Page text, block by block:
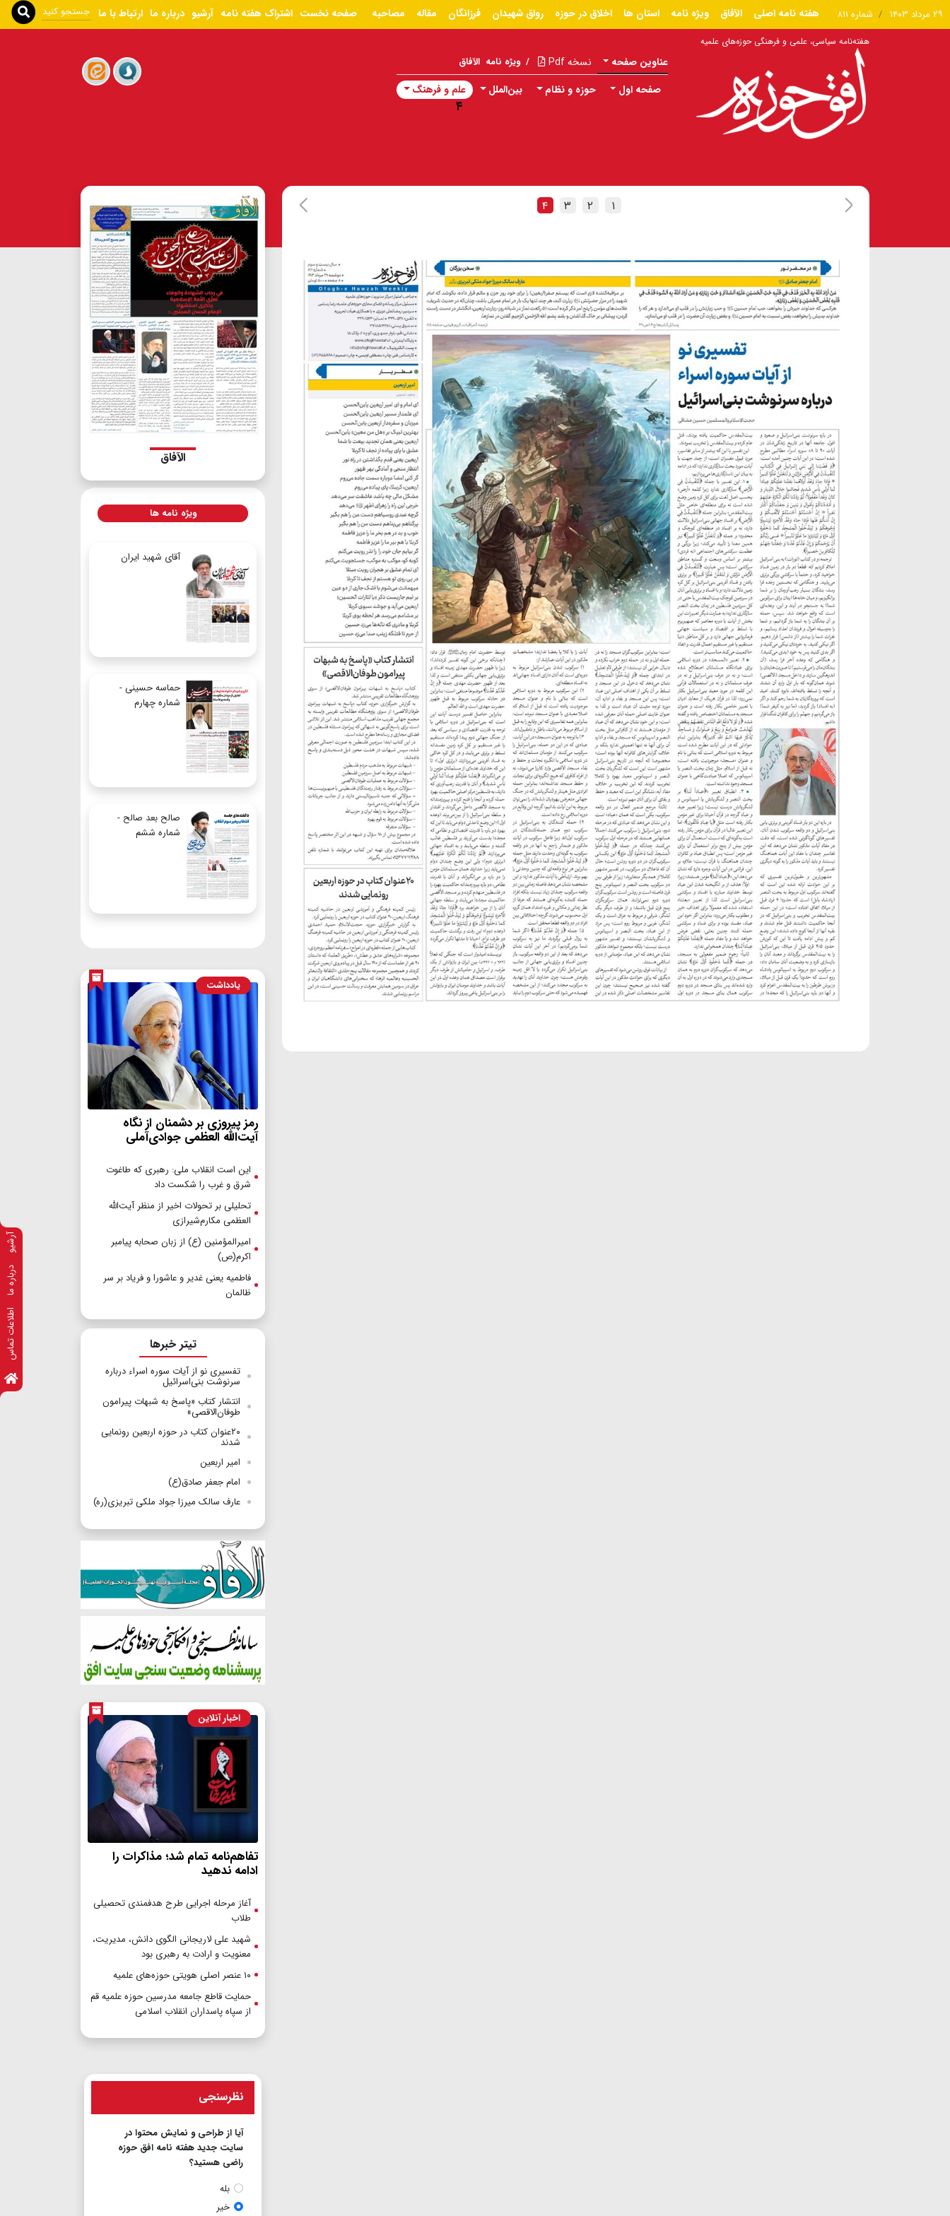
آرشیو
درباره ما
اطلاعات تماس
۲۹ مرداد ۱۴۰۳ شماره ۸۱۱ هفته نامه اصلی الآفاق ویژه نامه استان ها اخلاق در حوزه رواق شهیدان فرزانگان مقاله مصاحبه صفحه نخست اشتراک هفته نامه آرشیو درباره ما ارتباط با ما
هفته‌نامه سیاسی، علمی و فرهنگی حوزه‌های علمیه
عناوین صفحه نسخه Pdf / ویژه نامه الآفاق
صفحه اول حوزه و نظام بین‌الملل علم و فرهنگ
۴
۱ ۲ ۳ ۴
الآفاق
ویژه نامه ها
آقای شهید ایران
حماسه حسینی -
شماره چهارم
صالح بعد صالح -
شماره ششم
یادداشت
رمز پیروزی بر دشمنان از نگاه
آیت‌الله العظمی جوادی‌آملی
این است انقلاب ملی: رهبری که طاغوت
شرق و غرب را شکست داد
تحلیلی بر تحولات اخیر از منظر آیت‌الله
العظمی مکارم‌شیرازی
امیرالمؤمنین (ع) از زبان صحابه پیامبر
اکرم(ص)
فاطمیه یعنی غدیر و عاشورا و فریاد بر سر
ظالمان
تیتر خبرها
تفسیری نو از آیات سوره اسراء درباره
سرنوشت بنی‌اسرائیل
انتشار کتاب «پاسخ به شبهات پیرامون
طوفان‌الاقصی»
۲۰عنوان کتاب در حوزه اربعین رونمایی
شدند
امیر اربعین
امام جعفر صادق(ع)
عارف سالک میرزا جواد ملکی تبریزی(ره)
اخبار آنلاین
تفاهم‌نامه تمام شد؛ مذاکرات را
ادامه ندهید
آغاز مرحله اجرایی طرح هدفمندی تحصیلی
طلاب
شهید علی لاریجانی الگوی دانش، مدیریت،
معنویت و ارادت به رهبری بود
۱۰ عنصر اصلی هویتی حوزه‌های علمیه
حمایت قاطع جامعه مدرسین حوزه علمیه قم
از سپاه پاسداران انقلاب اسلامی
نظرسنجی
آیا از طراحی و نمایش محتوا در
سایت جدید هفته نامه افق حوزه
راضی هستید؟
بله
خیر